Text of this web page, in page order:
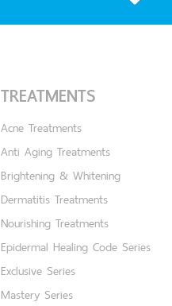
TREATMENTS
Acne Treatments
Anti Aging Treatments
Brightening & Whitening
Dermatitis Treatments
Nourishing Treatments
Epidermal Healing Code Series
Exclusive Series
Mastery Series